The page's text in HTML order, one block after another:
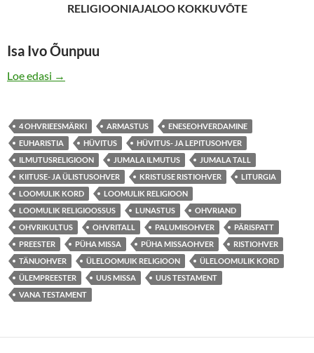
RELIGIOONIAJALOO KOKKUVÕTE
Isa Ivo Õunpuu
Loe edasi JEESUS KRISTUS – UUE TESTAMENDI
→
4 OHVRIEESMÄRKI ARMASTUS
ENESEOHVERDAMINE
EUHARISTIA
HÜVITUS
HÜVITUS- JA LEPITUSOHVER
ILMUTUSRELIGIOON
JUMALA ILMUTUS
JUMALA TALL
KIITUSE- JA ÜLISTUSOHVER
KRISTUSE RISTIOHVER
LITURGIA
LOOMULIK KORD
LOOMULIK RELIGIOON
LOOMULIK RELIGIOOSSUS
LUNASTUS
OHVRIAND
OHVRIKULTUS
OHVRITALL PALUMISOHVER
PÄRISPATT
PREESTER
PÜHA MISSA PÜHA MISSAOHVER
RISTIOHVER
TÄNUOHVER
ÜLELOOMUIK RELIGIOON
ÜLELOOMULIK KORD
ÜLEMPREESTER
UUS MISSA
UUS TESTAMENT
VANA TESTAMENT